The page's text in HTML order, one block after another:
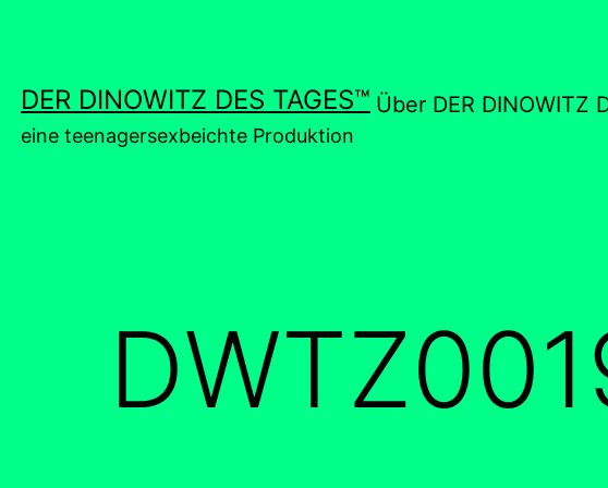
springen
DER DINOWITZ DES TAGES™
eine teenagersexbeichte Produktion
Über DER DINOWITZ